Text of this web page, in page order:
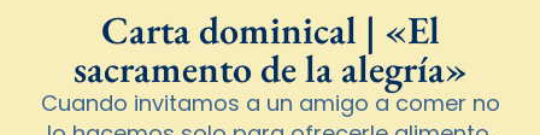
Carta dominical | «El
sacramento de la alegría»
Cuando invitamos a un amigo a comer no